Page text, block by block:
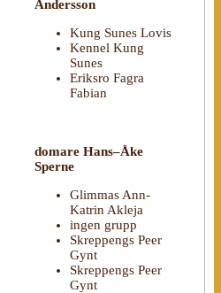
Andersson
Kung Sunes Lovis
Kennel Kung
Sunes
Eriksro Fagra
Fabian
domare Hans–Åke
Sperne
Glimmas Ann-
Katrin Akleja
ingen grupp
Skreppengs Peer
Gynt
Skreppengs Peer
Gynt